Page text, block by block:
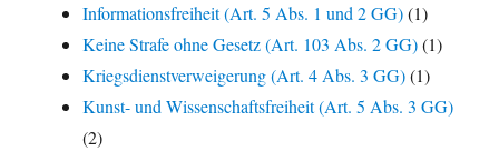
Informationsfreiheit (Art. 5 Abs. 1 und 2 GG)(1)
Keine Strafe ohne Gesetz (Art. 103 Abs. 2 GG)(1)
Kriegsdienstverweigerung (Art. 4 Abs. 3 GG)(1)
Kunst- und Wissenschaftsfreiheit (Art. 5 Abs. 3 GG)
(2)